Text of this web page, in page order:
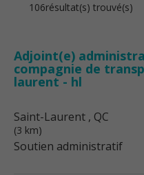
106résultat(s) trouvé(s)
Adjoint(e)
compagnie de
laurent - hl
Saint-Laurent , QC
(3 km)
Soutien administratif